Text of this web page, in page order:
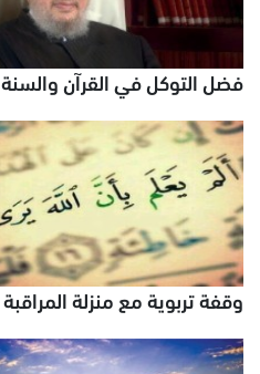
فضل التوكل في القرآن والسنة
وقفة تربوية مع منزلة المراقبة